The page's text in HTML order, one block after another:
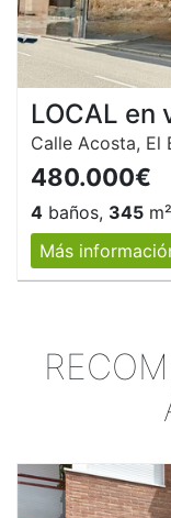
LOCAL en
Calle Acosta, El
480.000€
4 baños, 345 m²
Más